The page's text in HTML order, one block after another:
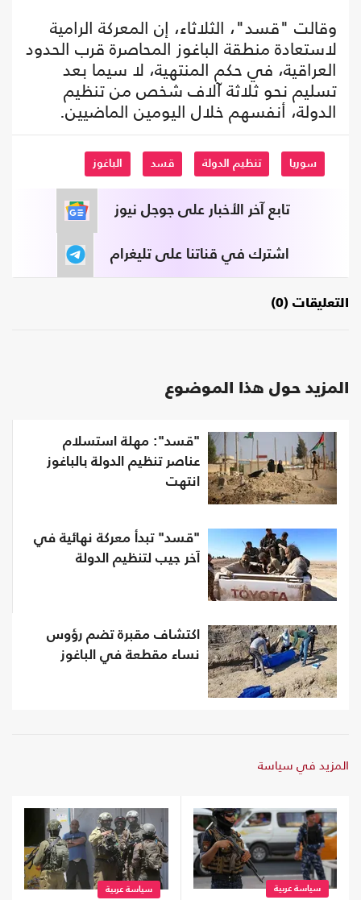
وقالت "قسد"، الثلاثاء، إن المعركة الرامية
لاستعادة منطقة الباغوز المحاصرة قرب الحدود
العراقية، في حكم المنتهية، لا سيما بعد
تسليم نحو ثلاثة آلاف شخص من تنظيم
الدولة، أنفسهم خلال اليومين الماضيين.
سوريا تنظيم الدولة قسد الباغوز
تابع آخر الأخبار على جوجل نيوز
اشترك في قناتنا على تليغرام
التعليقات (0)
المزيد حول هذا الموضوع
"قسد": مهلة استسلام
عناصر تنظيم الدولة بالباغوز
انتهت
"قسد" تبدأ معركة نهائية في
آخر جيب لتنظيم الدولة
اكتشاف مقبرة تضم رؤوس
نساء مقطعة في الباغوز
المزيد في سياسة
سياسة عربية سياسة عربية